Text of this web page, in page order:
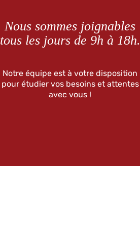
Nous sommes joignables
tous les jours de 9h à 18h.
Notre équipe est à votre disposition
pour étudier vos besoins et attentes
avec vous !